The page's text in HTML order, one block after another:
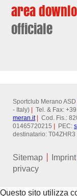
area
officiale
Sportclub Merano ASD
- Italy) | Tel. & Fax:
meran.it | Cod. Fis.:
01465720215 | PEC:
destinatario: T04ZHR3
Sitemap Imprint
privacy
Questo sito utilizza